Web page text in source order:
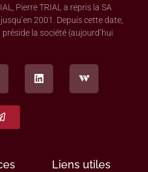
Pierre TRIAL a repris la SA
2001. Depuis cette date,
la société (aujourd’hui
Liens utiles